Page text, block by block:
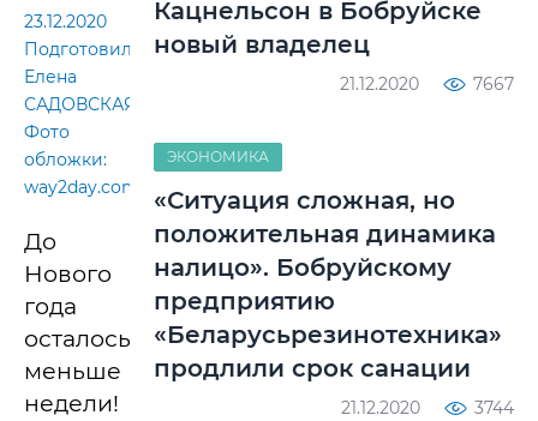
23.12.2020
Подготовила
Елена
САДОВСКАЯ.
Фото
обложки:
way2day.com.
До
Нового
года
осталось
меньше
недели!
Кацнельсон в Бобруйске
новый владелец
21.12.2020 7667
ЭКОНОМИКА
«Ситуация сложная, но
положительная динамика
налицо». Бобруйскому
предприятию
«Беларусьрезинотехника»
продлили срок санации
21.12.2020 3744